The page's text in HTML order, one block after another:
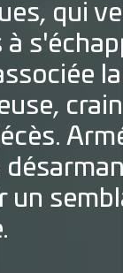
qui
un